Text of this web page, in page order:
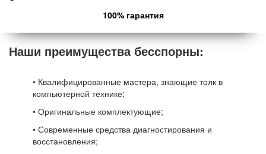
100% гарантия
Наши преимущества бесспорны:
• Квалифицированные мастера, знающие толк в
компьютерной технике;
• Оригинальные комплектующие;
• Современные средства диагностирования и
восстановления;